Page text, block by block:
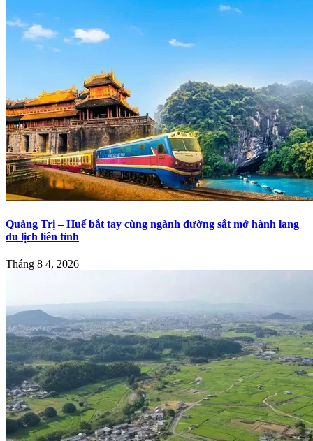
Quảng Trị – Huế bắt tay cùng ngành đường sắt mở hành lang
du lịch liên tỉnh
Tháng 8 4, 2026